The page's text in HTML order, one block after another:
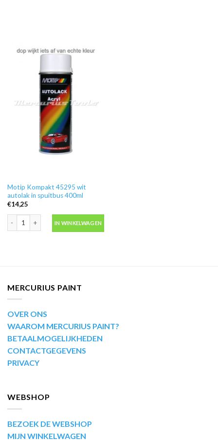
Motip Kompakt 45295 wit
autolak in spuitbus 400ml
€14,25
Motip Kompakt 45295 wit autolak in spuitbus 400ml aantal
IN WINKELWAGEN
MERCURIUS PAINT
OVER ONS
WAAROM MERCURIUS PAINT?
BETAALMOGELIJKHEDEN
CONTACTGEGEVENS
PRIVACY
WEBSHOP
BEZOEK DE WEBSHOP
MIJN WINKELWAGEN